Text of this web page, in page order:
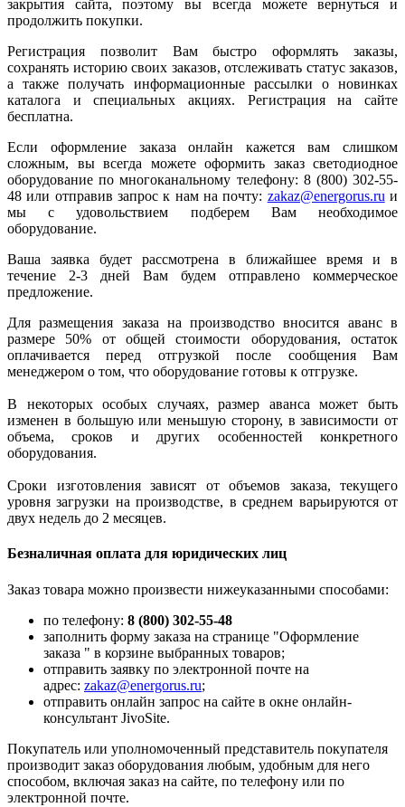
закрытия сайта, поэтому вы всегда можете вернуться и
продолжить покупки.
Регистрация позволит Вам быстро оформлять заказы,
сохранять историю своих заказов, отслеживать статус заказов,
а также получать информационные рассылки о новинках
каталога и специальных акциях. Регистрация на сайте
бесплатна.
Если оформление заказа онлайн кажется вам слишком
сложным, вы всегда можете оформить заказ светодиодное
оборудование по многоканальному телефону: 8 (800) 302-55-
48 или отправив запрос к нам на почту: zakaz@energorus.ru и
мы с удовольствием подберем Вам необходимое
оборудование.
Ваша заявка будет рассмотрена в ближайшее время и в
течение 2-3 дней Вам будем отправлено коммерческое
предложение.
Для размещения заказа на производство вносится аванс в
размере 50% от общей стоимости оборудования, остаток
оплачивается перед отгрузкой после сообщения Вам
менеджером о том, что оборудование готовы к отгрузке.
В некоторых особых случаях, размер аванса может быть
изменен в большую или меньшую сторону, в зависимости от
объема, сроков и других особенностей конкретного
оборудования.
Сроки изготовления зависят от объемов заказа, текущего
уровня загрузки на производстве, в среднем варьируются от
двух недель до 2 месяцев.
Безналичная оплата для юридических лиц
Заказ товара можно произвести нижеуказанными способами:
по телефону: 8 (800) 302-55-48
заполнить форму заказа на странице "Оформление
заказа " в корзине выбранных товаров;
отправить заявку по электронной почте на
адрес: zakaz@energorus.ru;
отправить онлайн запрос на сайте в окне онлайн-
консультант JivoSite.
Покупатель или уполномоченный представитель покупателя
производит заказ оборудования любым, удобным для него
способом, включая заказ на сайте, по телефону или по
электронной почте.